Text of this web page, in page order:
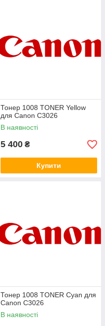
Тонер 1008 TONER Yellow
для Canon C3026
В наявності
5 400 ₴
Купити
Тонер 1008 TONER Cyan для
Canon C3026
В наявності